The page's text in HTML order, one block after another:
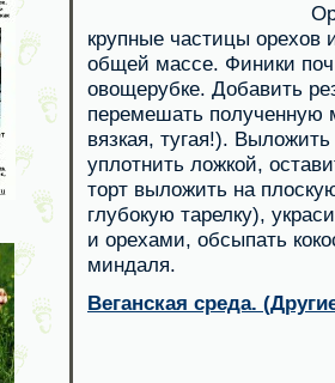
крупные частицы орехов
общей массе. Финики
овощерубке. Добавить
перемешать полученную
вязкая, тугая!).
уплотнить ложкой,
торт выложить на
глубокую тарелку),
и орехами, обсыпать
миндаля.
Веганская среда.